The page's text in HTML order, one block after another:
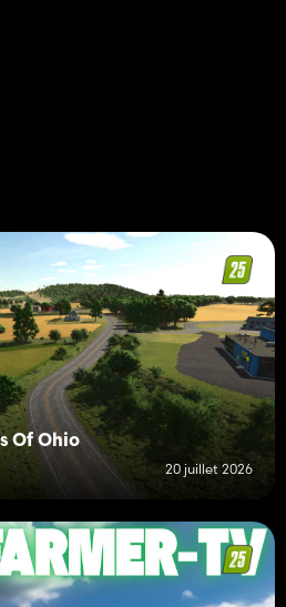
Of Ohio
20 juillet 2026